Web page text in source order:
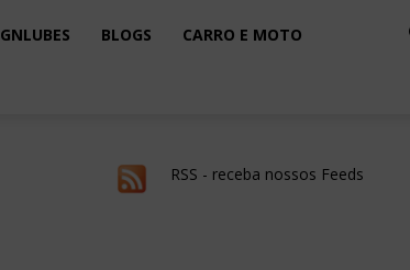
GNLUBES BLOGS CARRO E MOTO
RSS - receba nossos Feeds